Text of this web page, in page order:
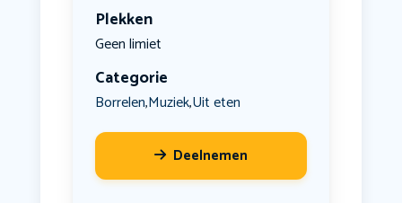
Plekken
Geen limiet
Categorie
Borrelen,Muziek,Uit eten
Deelnemen